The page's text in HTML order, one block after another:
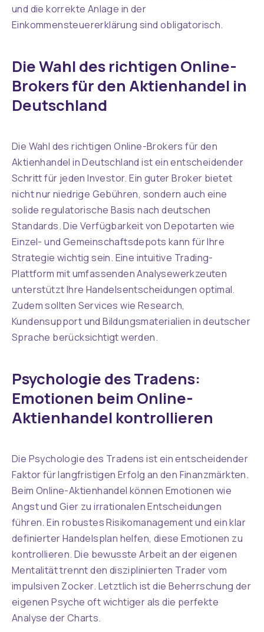
und die korrekte Anlage in der
Einkommensteuererklärung sind obligatorisch.
Die Wahl des richtigen Online-
Brokers für den Aktienhandel in
Deutschland
Die Wahl des richtigen Online-Brokers für den
Aktienhandel in Deutschland ist ein entscheidender
Schritt für jeden Investor. Ein guter Broker bietet
nicht nur niedrige Gebühren, sondern auch eine
solide regulatorische Basis nach deutschen
Standards. Die Verfügbarkeit von Depotarten wie
Einzel- und Gemeinschaftsdepots kann für Ihre
Strategie wichtig sein. Eine intuitive Trading-
Plattform mit umfassenden Analysewerkzeuten
unterstützt Ihre Handelsentscheidungen optimal.
Zudem sollten Services wie Research,
Kundensupport und Bildungsmaterialien in deutscher
Sprache berücksichtigt werden.
Psychologie des Tradens:
Emotionen beim Online-
Aktienhandel kontrollieren
Die Psychologie des Tradens ist ein entscheidender
Faktor für langfristigen Erfolg an den Finanzmärkten.
Beim Online-Aktienhandel können Emotionen wie
Angst und Gier zu irrationalen Entscheidungen
führen. Ein robustes Risikomanagement und ein klar
definierter Handelsplan helfen, diese Emotionen zu
kontrollieren. Die bewusste Arbeit an der eigenen
Mentalität trennt den disziplinierten Trader vom
impulsiven Zocker. Letztlich ist die Beherrschung der
eigenen Psyche oft wichtiger als die perfekte
Analyse der Charts.